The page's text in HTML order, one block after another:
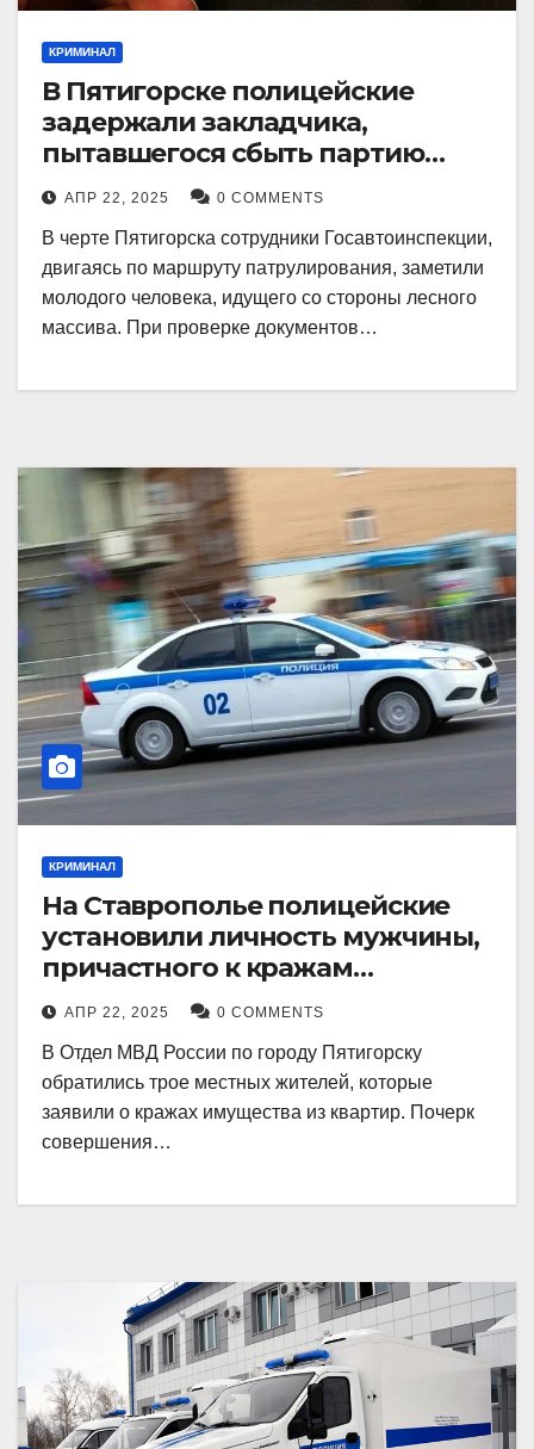
КРИМИНАЛ
В Пятигорске полицейские
задержали закладчика,
пытавшегося сбыть партию
синтетического наркотика
АПР 22, 2025 0 COMMENTS
В черте Пятигорска сотрудники Госавтоинспекции,
двигаясь по маршруту патрулирования, заметили
молодого человека, идущего со стороны лесного
массива. При проверке документов…
КРИМИНАЛ
На Ставрополье полицейские
установили личность мужчины,
причастного к кражам
имущества из квартир в
Пятигорске
АПР 22, 2025 0 COMMENTS
В Отдел МВД России по городу Пятигорску
обратились трое местных жителей, которые
заявили о кражах имущества из квартир. Почерк
совершения…